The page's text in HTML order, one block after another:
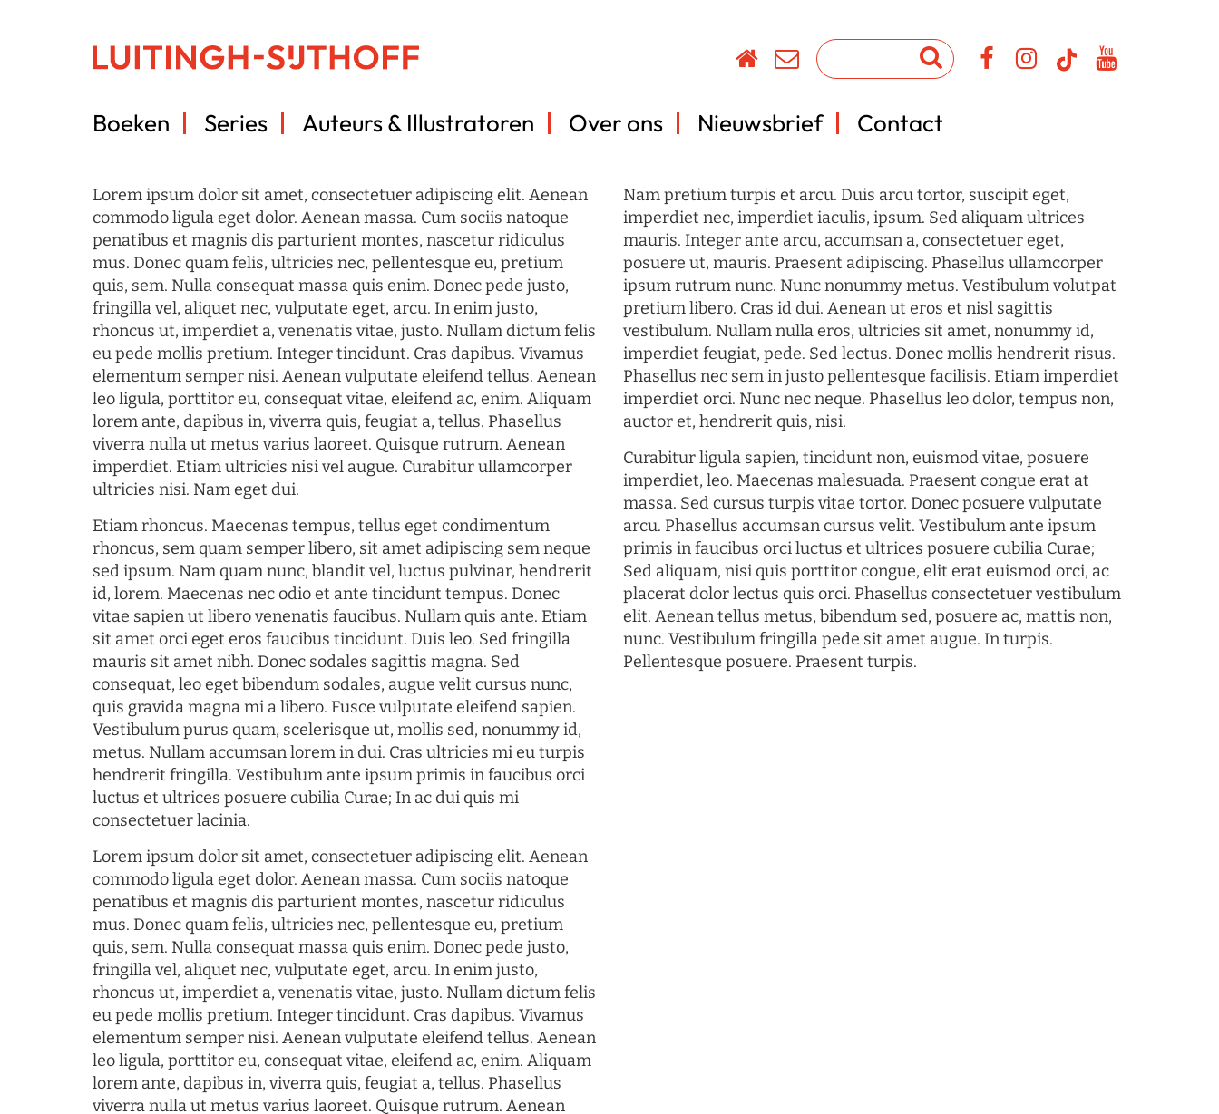
Boeken Series Auteurs & Illustratoren Over ons Nieuwsbrief Contact
Lorem ipsum dolor sit amet, consectetuer adipiscing elit. Aenean
commodo ligula eget dolor. Aenean massa. Cum sociis natoque
penatibus et magnis dis parturient montes, nascetur ridiculus
mus. Donec quam felis, ultricies nec, pellentesque eu, pretium
quis, sem. Nulla consequat massa quis enim. Donec pede justo,
fringilla vel, aliquet nec, vulputate eget, arcu. In enim justo,
rhoncus ut, imperdiet a, venenatis vitae, justo. Nullam dictum felis
eu pede mollis pretium. Integer tincidunt. Cras dapibus. Vivamus
elementum semper nisi. Aenean vulputate eleifend tellus. Aenean
leo ligula, porttitor eu, consequat vitae, eleifend ac, enim. Aliquam
lorem ante, dapibus in, viverra quis, feugiat a, tellus. Phasellus
viverra nulla ut metus varius laoreet. Quisque rutrum. Aenean
imperdiet. Etiam ultricies nisi vel augue. Curabitur ullamcorper
ultricies nisi. Nam eget dui.
Etiam rhoncus. Maecenas tempus, tellus eget condimentum
rhoncus, sem quam semper libero, sit amet adipiscing sem neque
sed ipsum. Nam quam nunc, blandit vel, luctus pulvinar, hendrerit
id, lorem. Maecenas nec odio et ante tincidunt tempus. Donec
vitae sapien ut libero venenatis faucibus. Nullam quis ante. Etiam
sit amet orci eget eros faucibus tincidunt. Duis leo. Sed fringilla
mauris sit amet nibh. Donec sodales sagittis magna. Sed
consequat, leo eget bibendum sodales, augue velit cursus nunc,
quis gravida magna mi a libero. Fusce vulputate eleifend sapien.
Vestibulum purus quam, scelerisque ut, mollis sed, nonummy id,
metus. Nullam accumsan lorem in dui. Cras ultricies mi eu turpis
hendrerit fringilla. Vestibulum ante ipsum primis in faucibus orci
luctus et ultrices posuere cubilia Curae; In ac dui quis mi
consectetuer lacinia.
Lorem ipsum dolor sit amet, consectetuer adipiscing elit. Aenean
commodo ligula eget dolor. Aenean massa. Cum sociis natoque
penatibus et magnis dis parturient montes, nascetur ridiculus
mus. Donec quam felis, ultricies nec, pellentesque eu, pretium
quis, sem. Nulla consequat massa quis enim. Donec pede justo,
fringilla vel, aliquet nec, vulputate eget, arcu. In enim justo,
rhoncus ut, imperdiet a, venenatis vitae, justo. Nullam dictum felis
eu pede mollis pretium. Integer tincidunt. Cras dapibus. Vivamus
elementum semper nisi. Aenean vulputate eleifend tellus. Aenean
leo ligula, porttitor eu, consequat vitae, eleifend ac, enim. Aliquam
lorem ante, dapibus in, viverra quis, feugiat a, tellus. Phasellus
viverra nulla ut metus varius laoreet. Quisque rutrum. Aenean
Nam pretium turpis et arcu. Duis arcu tortor, suscipit eget,
imperdiet nec, imperdiet iaculis, ipsum. Sed aliquam ultrices
mauris. Integer ante arcu, accumsan a, consectetuer eget,
posuere ut, mauris. Praesent adipiscing. Phasellus ullamcorper
ipsum rutrum nunc. Nunc nonummy metus. Vestibulum volutpat
pretium libero. Cras id dui. Aenean ut eros et nisl sagittis
vestibulum. Nullam nulla eros, ultricies sit amet, nonummy id,
imperdiet feugiat, pede. Sed lectus. Donec mollis hendrerit risus.
Phasellus nec sem in justo pellentesque facilisis. Etiam imperdiet
imperdiet orci. Nunc nec neque. Phasellus leo dolor, tempus non,
auctor et, hendrerit quis, nisi.
Curabitur ligula sapien, tincidunt non, euismod vitae, posuere
imperdiet, leo. Maecenas malesuada. Praesent congue erat at
massa. Sed cursus turpis vitae tortor. Donec posuere vulputate
arcu. Phasellus accumsan cursus velit. Vestibulum ante ipsum
primis in faucibus orci luctus et ultrices posuere cubilia Curae;
Sed aliquam, nisi quis porttitor congue, elit erat euismod orci, ac
placerat dolor lectus quis orci. Phasellus consectetuer vestibulum
elit. Aenean tellus metus, bibendum sed, posuere ac, mattis non,
nunc. Vestibulum fringilla pede sit amet augue. In turpis.
Pellentesque posuere. Praesent turpis.